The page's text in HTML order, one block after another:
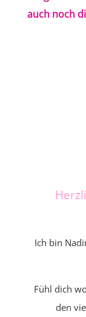
auch noch
Ich bin
Fühl dich
den